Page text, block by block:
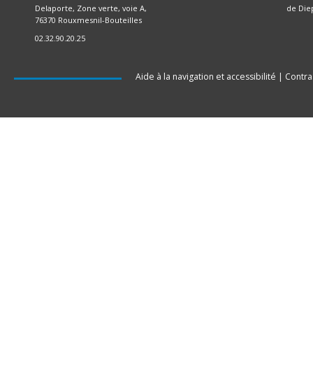
Delaporte, Zone verte, voie A,
76370 Rouxmesnil-Bouteilles
02.32.90.20.25
de
Aide à la navigation et accessibilité |